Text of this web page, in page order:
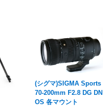
(シグマ)SIGMA Sports
70-200mm F2.8 DG DN
OS 各マウント